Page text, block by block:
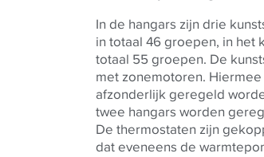
In de hangars zijn drie
in totaal 46 groepen, in het
totaal 55 groepen. De
met zonemotoren.
afzonderlijk geregeld
twee hangars worden
De thermostaten zijn
dat eveneens de